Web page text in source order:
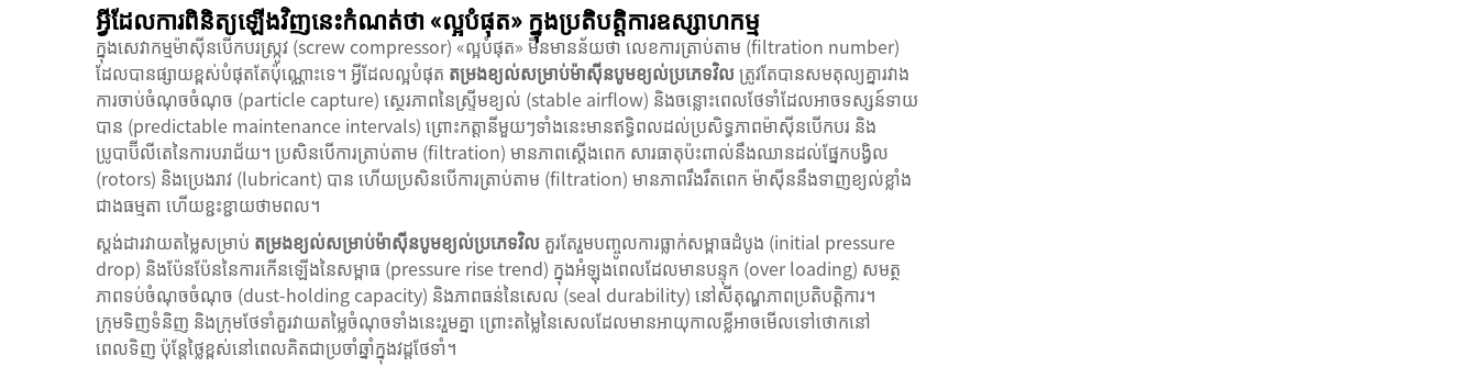
អ្វីដែលការពិនិត្យឡើងវិញនេះកំណត់ថា «ល្អបំផុត» ក្នុងប្រតិបត្តិការឧស្សាហកម្ម
ក្នុងសេវាកម្មម៉ាស៊ីនបើកបរស្ក្រូវ (screw compressor) «ល្អបំផុត» មិនមានន័យថា លេខការត្រាប់តាម (filtration number)
ដែលបានផ្សាយខ្ពស់បំផុតតែប៉ុណ្ណោះទេ។ អ្វីដែលល្អបំផុត តម្រងខ្យល់សម្រាប់ម៉ាស៊ីនបូមខ្យល់ប្រភេទវិលត្រូវតែបានសមតុល្យគ្នារវាង
ការចាប់ចំណុចចំណុច (particle capture) ស្ថេរភាពនៃស្ទ្រីមខ្យល់ (stable airflow) និងចន្លោះពេលថែទាំដែលអាចទស្សន៍ទាយ
បាន (predictable maintenance intervals) ព្រោះកត្តានីមួយៗទាំងនេះមានឥទ្ធិពលដល់ប្រសិទ្ធភាពម៉ាស៊ីនបើកបរ និង
ប្រូបាប៊ីលីតេនៃការបរាជ័យ។ ប្រសិនបើការត្រាប់តាម (filtration) មានភាពស្តើងពេក សារធាតុប៉ះពាល់នឹងឈានដល់ផ្នែកបង្វិល
(rotors) និងប្រេងរាវ (lubricant) បាន ហើយប្រសិនបើការត្រាប់តាម (filtration) មានភាពរឹងរឺតពេក ម៉ាស៊ីននឹងទាញខ្យល់ខ្លាំង
ជាងធម្មតា ហើយខ្ជះខ្ជាយថាមពល។
ស្តង់ដារវាយតម្លៃសម្រាប់ តម្រងខ្យល់សម្រាប់ម៉ាស៊ីនបូមខ្យល់ប្រភេទវិល គួរតែរួមបញ្ចូលការធ្លាក់សម្ពាធដំបូង (initial pressure
drop) និងប៉ែនប៉ែននៃការកើនឡើងនៃសម្ពាធ (pressure rise trend) ក្នុងអំឡុងពេលដែលមានបន្ទុក (over loading) សមត្ថ
ភាពទប់ចំណុចចំណុច (dust-holding capacity) និងភាពធន់នៃសេល (seal durability) នៅសីតុណ្ហភាពប្រតិបត្តិការ។
ក្រុមទិញទំនិញ និងក្រុមថែទាំគួរវាយតម្លៃចំណុចទាំងនេះរួមគ្នា ព្រោះតម្លៃនៃសេលដែលមានអាយុកាលខ្លីអាចមើលទៅថោកនៅ
ពេលទិញ ប៉ុន្តែថ្លៃខ្ពស់នៅពេលគិតជាប្រចាំឆ្នាំក្នុងវដ្តថែទាំ។